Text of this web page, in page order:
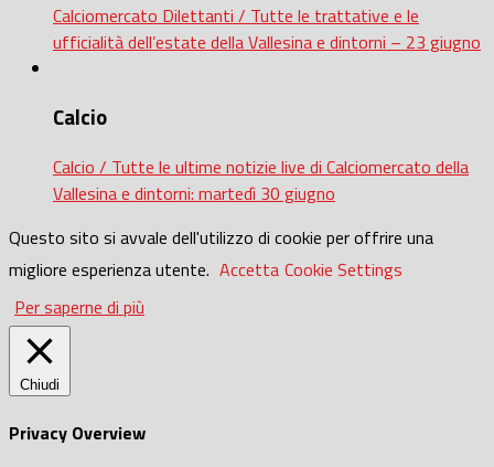
Calciomercato Dilettanti / Tutte le trattative e le
ufficialità dell’estate della Vallesina e dintorni – 23 giugno
Calcio
Calcio / Tutte le ultime notizie live di Calciomercato della
Vallesina e dintorni: martedì 30 giugno
Questo sito si avvale dell'utilizzo di cookie per offrire una
migliore esperienza utente. Accetta Cookie Settings
Per saperne di più
Chiudi
Privacy Overview